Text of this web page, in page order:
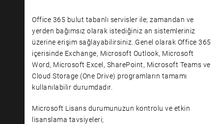
Office 365 bulut tabanlı servisler ile; zamandan ve
yerden bağımsız olarak istediğiniz an sistemleriniz
üzerine erişim sağlayabilirsiniz..Genel olarak Office 365
içerisinde Exchange, Microsoft Outlook, Microsoft
Word, Microsoft Excel, SharePoint, Microsoft Teams ve
Cloud Storage (One Drive) programların tamamı
kullanılabilir durumdadır.
Microsoft Lisans durumunuzun kontrolu ve etkin
lisanslama tavsiyeleri;